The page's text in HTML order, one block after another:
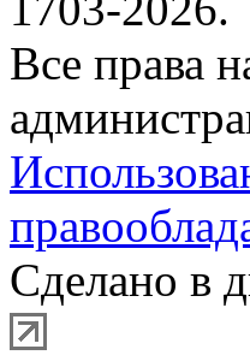
Все права
Сделано в